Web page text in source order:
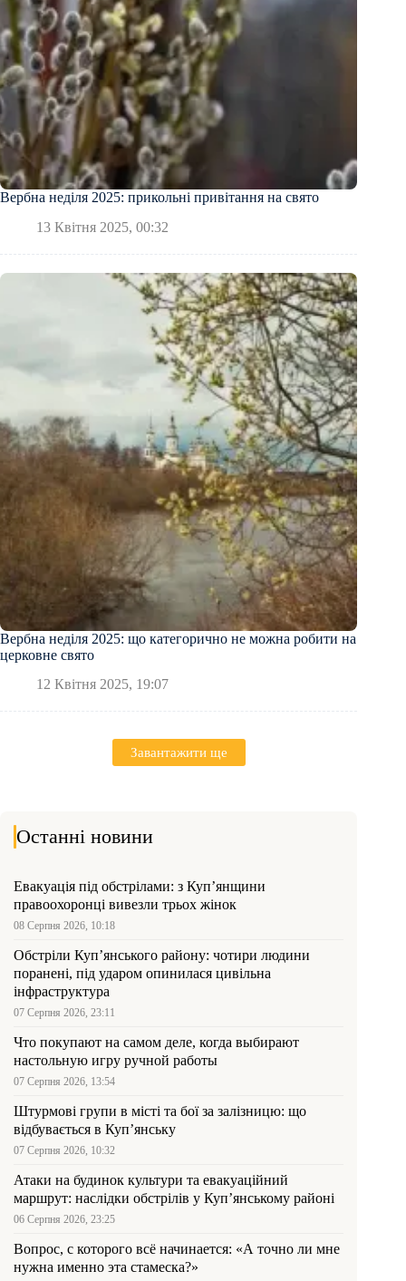
Вербна неділя 2025: прикольні привітання на свято
13 Квітня 2025, 00:32
Вербна неділя 2025: що категорично не можна робити на
церковне свято
12 Квітня 2025, 19:07
Завантажити ще
Останні новини
Евакуація під обстрілами: з Куп’янщини
правоохоронці вивезли трьох жінок
08 Серпня 2026, 10:18
Обстріли Куп’янського району: чотири людини
поранені, під ударом опинилася цивільна
інфраструктура
07 Серпня 2026, 23:11
Что покупают на самом деле, когда выбирают
настольную игру ручной работы
07 Серпня 2026, 13:54
Штурмові групи в місті та бої за залізницю: що
відбувається в Куп’янську
07 Серпня 2026, 10:32
Атаки на будинок культури та евакуаційний
маршрут: наслідки обстрілів у Куп’янському районі
06 Серпня 2026, 23:25
Вопрос, с которого всё начинается: «А точно ли мне
нужна именно эта стамеска?»